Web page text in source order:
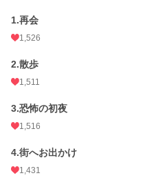
お気に入り
初回公開日時
週間ポイント 11,122 pt (875 位)
月間ポイント
1.再会
1,526
2.散歩
1,511
3.恐怖の初夜
1,516
4.街へお出かけ
1,431